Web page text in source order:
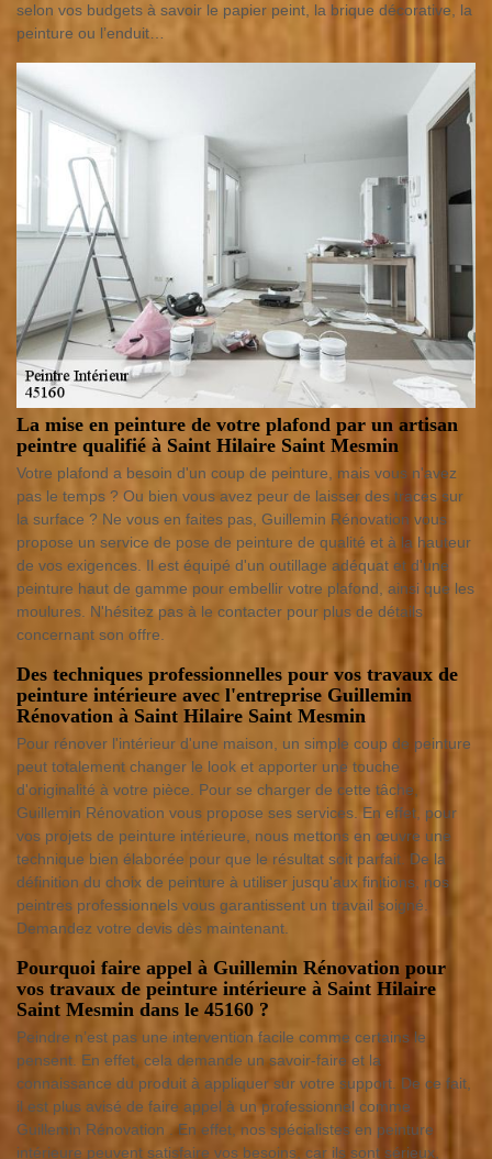
selon vos budgets à savoir le papier peint, la brique décorative, la
peinture ou l’enduit…
La mise en peinture de votre plafond par un artisan
peintre qualifié à Saint Hilaire Saint Mesmin
Votre plafond a besoin d'un coup de peinture, mais vous n'avez
pas le temps ? Ou bien vous avez peur de laisser des traces sur
la surface ? Ne vous en faites pas, Guillemin Rénovation vous
propose un service de pose de peinture de qualité et à la hauteur
de vos exigences. Il est équipé d'un outillage adéquat et d'une
peinture haut de gamme pour embellir votre plafond, ainsi que les
moulures. N'hésitez pas à le contacter pour plus de détails
concernant son offre.
Des techniques professionnelles pour vos travaux de
peinture intérieure avec l'entreprise Guillemin
Rénovation à Saint Hilaire Saint Mesmin
Pour rénover l'intérieur d'une maison, un simple coup de peinture
peut totalement changer le look et apporter une touche
d'originalité à votre pièce. Pour se charger de cette tâche,
Guillemin Rénovation vous propose ses services. En effet, pour
vos projets de peinture intérieure, nous mettons en œuvre une
technique bien élaborée pour que le résultat soit parfait. De la
définition du choix de peinture à utiliser jusqu'aux finitions, nos
peintres professionnels vous garantissent un travail soigné.
Demandez votre devis dès maintenant.
Pourquoi faire appel à Guillemin Rénovation pour
vos travaux de peinture intérieure à Saint Hilaire
Saint Mesmin dans le 45160 ?
Peindre n’est pas une intervention facile comme certains le
pensent. En effet, cela demande un savoir-faire et la
connaissance du produit à appliquer sur votre support. De ce fait,
il est plus avisé de faire appel à un professionnel comme
Guillemin Rénovation . En effet, nos spécialistes en peinture
intérieure peuvent satisfaire vos besoins, car ils sont sérieux,